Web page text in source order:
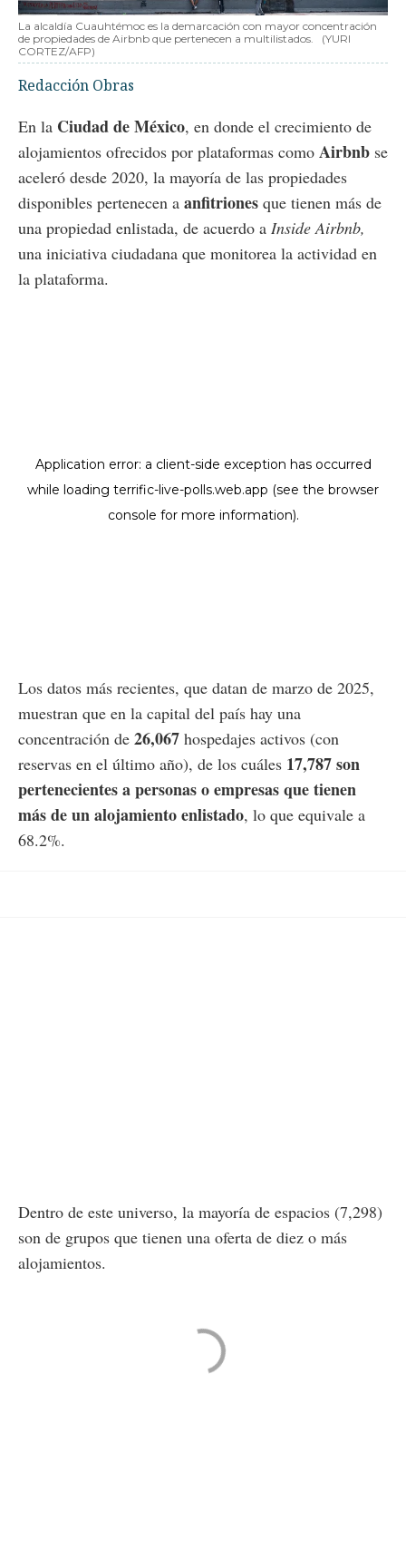
La alcaldía Cuauhtémoc es la demarcación con mayor concentración
de propiedades de Airbnb que pertenecen a multilistados.
(YURI
CORTEZ/AFP)
Redacción Obras
En la Ciudad de México, en donde el crecimiento de
alojamientos ofrecidos por plataformas como Airbnb se
aceleró desde 2020, la mayoría de las propiedades
disponibles pertenecen a anfitriones que tienen más de
una propiedad enlistada, de acuerdo a Inside Airbnb,
una iniciativa ciudadana que monitorea la actividad en
la plataforma.
Los datos más recientes, que datan de marzo de 2025,
muestran que en la capital del país hay una
concentración de 26,067 hospedajes activos (con
reservas en el último año), de los cuáles 17,787 son
pertenecientes a personas o empresas que tienen
más de un alojamiento enlistado, lo que equivale a
68.2%.
Dentro de este universo, la mayoría de espacios (7,298)
son de grupos que tienen una oferta de diez o más
alojamientos.